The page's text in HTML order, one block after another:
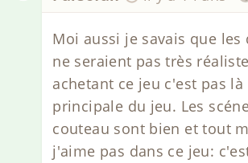
Moi aussi je savais que les
ne seraient pas très
achetant ce jeu c'est pas
principale du jeu. Les
couteau sont bien et tout
j'aime pas dans ce jeu: